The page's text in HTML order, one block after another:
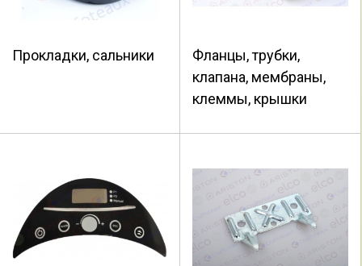
Прокладки, сальники
Фланцы, трубки,
клапана, мембраны,
клеммы, крышки